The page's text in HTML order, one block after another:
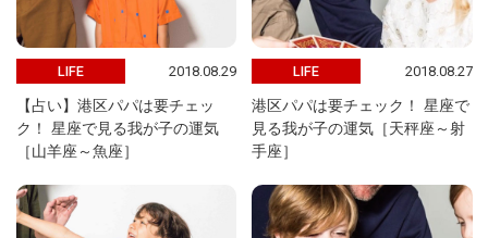
LIFE 2018.08.29
【占い】港区パパは要チェッ
ク！ 星座で見る我が子の運気
［山羊座～魚座］
LIFE 2018.08.27
港区パパは要チェック！ 星座で
見る我が子の運気［天秤座～射
手座］